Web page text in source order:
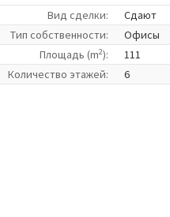
Вид сделки:
Сдают
Tип собственности:
Офисы
Площадь (m2):
111
Количество этажей:
6